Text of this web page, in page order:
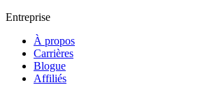
Entreprise
À propos
Carrières
Blogue
Affiliés